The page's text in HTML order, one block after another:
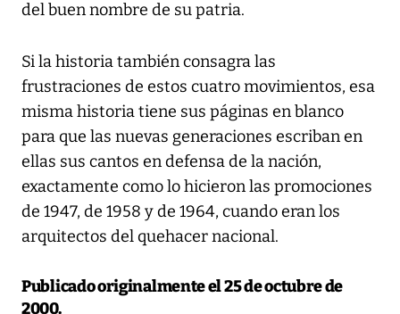
del buen nombre de su patria.
Si la historia también consagra las
frustraciones de estos cuatro movimientos, esa
misma historia tiene sus páginas en blanco
para que las nuevas generaciones escriban en
ellas sus cantos en defensa de la nación,
exactamente como lo hicieron las promociones
de 1947, de 1958 y de 1964, cuando eran los
arquitectos del quehacer nacional.
Publicado originalmente el 25 de octubre de
2000.